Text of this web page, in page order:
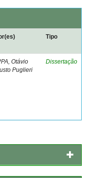
Tipo
Otávio
Puglieri
Dissertação